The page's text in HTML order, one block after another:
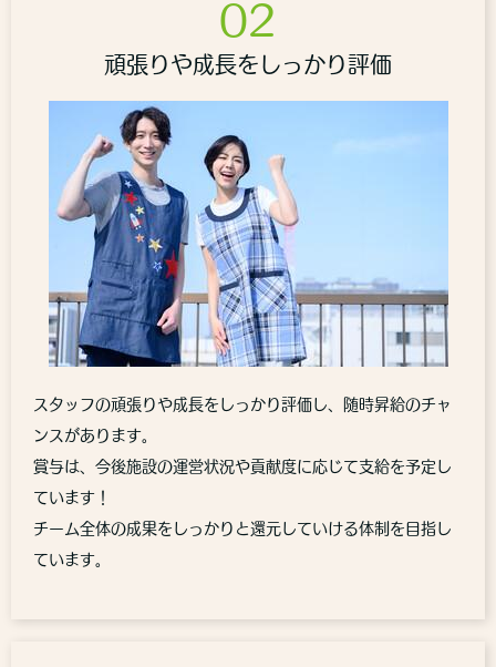
02
頑張りや成長をしっかり評価
スタッフの頑張りや成長をしっかり評価し、随時昇給のチャ
ンスがあります。
賞与は、今後施設の運営状況や貢献度に応じて支給を予定し
ています！
チーム全体の成果をしっかりと還元していける体制を目指し
ています。